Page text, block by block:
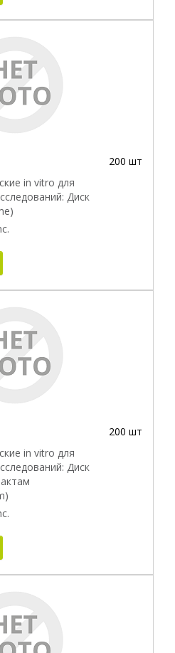
200 шт
in vitro для
Диск
200 шт
in vitro для
Диск